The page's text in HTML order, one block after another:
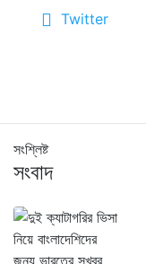
Twitter
সংশ্লিষ্ট
সংবাদ